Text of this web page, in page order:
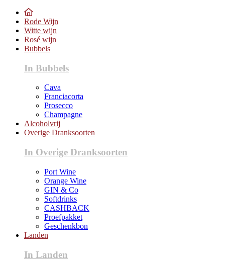
Rode Wijn
Witte wijn
Rosé wijn
Bubbels
In Bubbels
Cava
Franciacorta
Prosecco
Champagne
Alcoholvrij
Overige Dranksoorten
In Overige Dranksoorten
Port Wine
Orange Wine
GIN & Co
Softdrinks
CASHBACK
Proefpakket
Geschenkbon
Landen
In Landen